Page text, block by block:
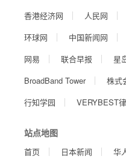
香港经济网
人民网
环球网
中国新闻网
网易
联合早报
星
BroadBand Tower
株式
行知学园
VERYBEST
站点地图
首页 日本新闻 华